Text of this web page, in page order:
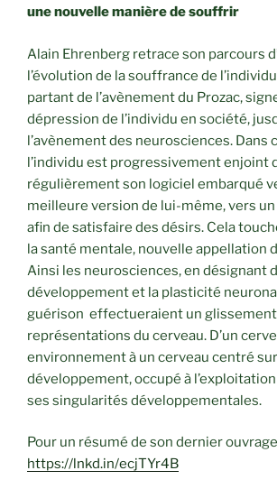
une nouvelle manière de souffrir
Alain Ehrenberg retrace son parcours
l’évolution de la souffrance de
partant de l’avènement du Prozac,
dépression de l’individu en société,
l’avènement des neurosciences. Dans
l’individu est progressivement enjoint
régulièrement son logiciel embarqué
meilleure version de lui-même, vers
afin de satisfaire des désirs. Cela
la santé mentale, nouvelle appellation
Ainsi les neurosciences, en désignant
développement et la plasticité
guérison effectueraient un
représentations du cerveau. D’un
environnement à un cerveau centré
développement, occupé à
ses singularités développementales.
Pour un résumé de son dernier
https://lnkd.in/ecjTYr4B